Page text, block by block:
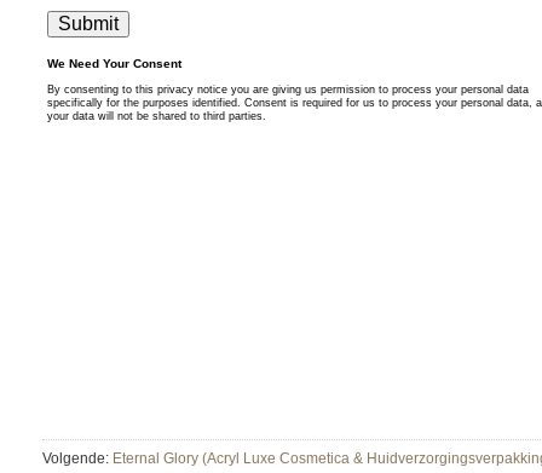
Volgende: Eternal Glory (Acryl Luxe Cosmetica &